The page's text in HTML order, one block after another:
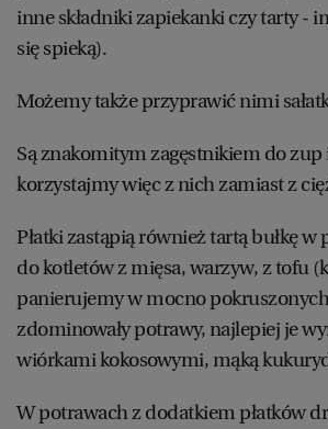
inne składniki zapiekanki czy tarty -
się spieką).
Możemy także przyprawić nimi
Są znakomitym zagęstnikiem do zup
korzystajmy więc z nich zamiast z
Płatki zastąpią również tartą bułkę w
do kotletów z mięsa, warzyw, z tofu
panierujemy w mocno
zdominowały potrawy, najlepiej je
wiórkami kokosowymi, mąką
W potrawach z dodatkiem płatków